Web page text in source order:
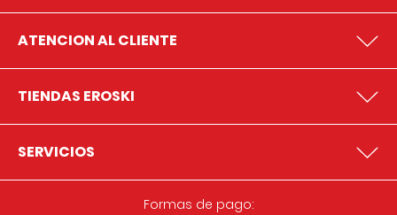
ATENCION AL CLIENTE
TIENDAS EROSKI
SERVICIOS
Formas de pago: